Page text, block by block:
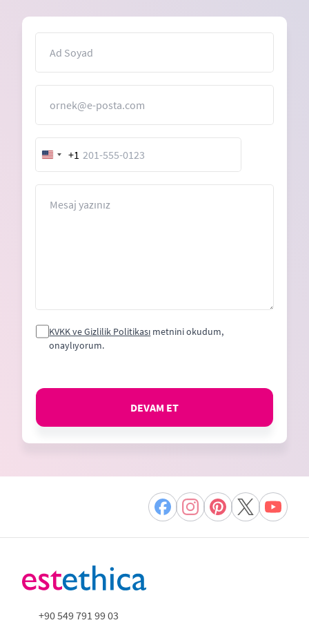
United
States
+1
KVKK ve Gizlilik Politikası metnini okudum,
onaylıyorum.
DEVAM ET
+90 549 791 99 03